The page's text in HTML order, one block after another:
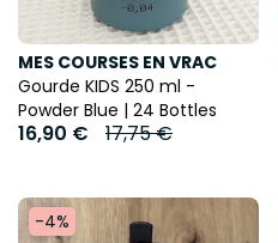
MES COURSES EN VRAC
Gourde KIDS 250 ml -
Powder Blue | 24 Bottles
16,90 € 17,75 €
-4%